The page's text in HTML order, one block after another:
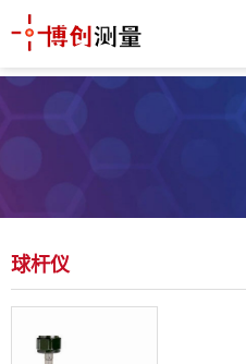
球杆仪